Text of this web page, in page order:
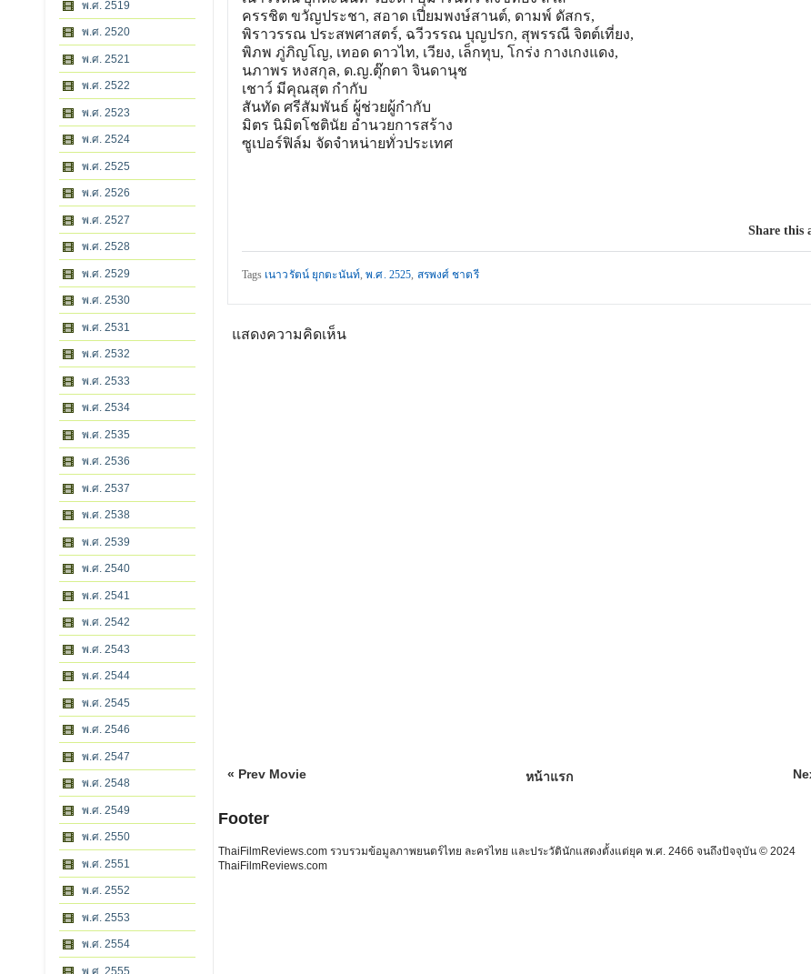
พ.ศ. 2519
พ.ศ. 2520
พ.ศ. 2521
พ.ศ. 2522
พ.ศ. 2523
พ.ศ. 2524
พ.ศ. 2525
พ.ศ. 2526
พ.ศ. 2527
พ.ศ. 2528
พ.ศ. 2529
พ.ศ. 2530
พ.ศ. 2531
พ.ศ. 2532
พ.ศ. 2533
พ.ศ. 2534
พ.ศ. 2535
พ.ศ. 2536
พ.ศ. 2537
พ.ศ. 2538
พ.ศ. 2539
พ.ศ. 2540
พ.ศ. 2541
พ.ศ. 2542
พ.ศ. 2543
พ.ศ. 2544
พ.ศ. 2545
พ.ศ. 2546
พ.ศ. 2547
พ.ศ. 2548
พ.ศ. 2549
พ.ศ. 2550
พ.ศ. 2551
พ.ศ. 2552
พ.ศ. 2553
พ.ศ. 2554
พ.ศ. 2555
ครรชิต ขวัญประชา, สอาด เปี่ยมพงษ์สานต์, ดามพ์ ดัสกร,
พิราวรรณ ประสพศาสตร์, ฉวีวรรณ บุญปรก, สุพรรณี จิตต์เที่ยง,
พิภพ ภู่ภิญโญ, เทอด ดาวไท, เวียง, เล็กทุบ, โกร่ง กางเกงแดง,
นภาพร หงสกุล, ด.ญ.ตุ๊กตา จินดานุช
เชาว์ มีคุณสุต กำกับ
สันทัด ศรีสัมพันธ์ ผู้ช่วยผู้กำกับ
มิตร นิมิตโชตินัย อำนวยการสร้าง
ซูเปอร์ฟิล์ม จัดจำหน่ายทั่วประเทศ
Share this
Tags เนาวรัตน์ ยุกตะนันท์,พ.ศ. 2525, สรพงศ์ ชาตรี
แสดงความคิดเห็น
« Prev Movie หน้าแรก
Footer
ThaiFilmReviews.com รวบรวมข้อมูลภาพยนตร์ไทย ละครไทย และประวัตินักแสดงตั้งแต่ยุค พ.ศ. 2466 จนถึงปัจจุบัน © 2024
ThaiFilmReviews.com